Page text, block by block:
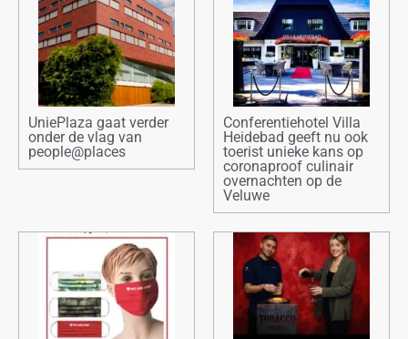
UniePlaza gaat verder
onder de vlag van
people@places
Conferentiehotel Villa
Heidebad geeft nu ook
toerist unieke kans op
coronaproof culinair
overnachten op de
Veluwe